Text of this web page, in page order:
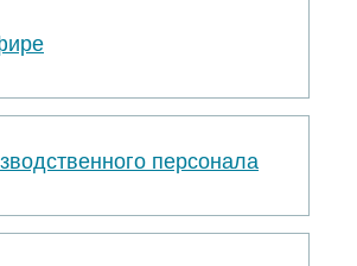
персонала